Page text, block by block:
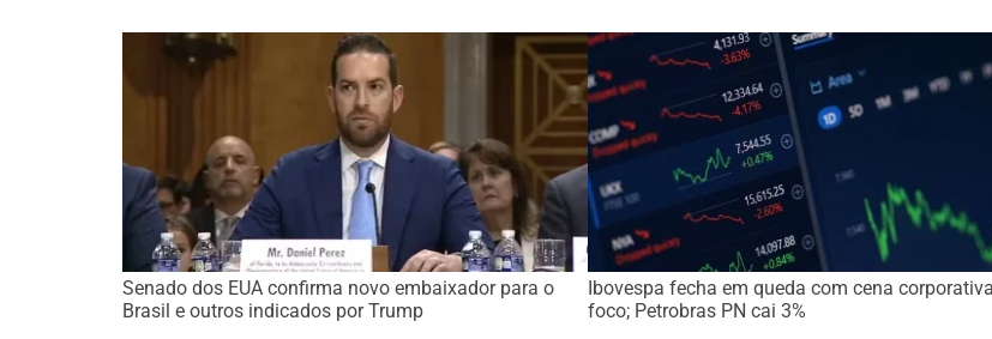
Senado dos EUA confirma novo embaixador para o
Brasil e outros indicados por Trump
Ibovespa fecha em queda com cena
foco; Petrobras PN cai 3%